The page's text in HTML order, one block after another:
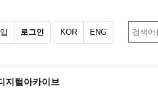
로그인 KOR ENG
지털아카이브